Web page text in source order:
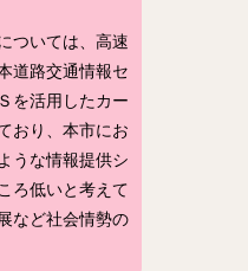
ついては、高速
道路交通情報セ
を活用したカー
おり、本市にお
うな情報提供シ
ろ低いと考えて
など社会情勢の